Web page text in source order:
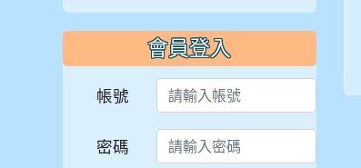
會員登入
帳號
密碼